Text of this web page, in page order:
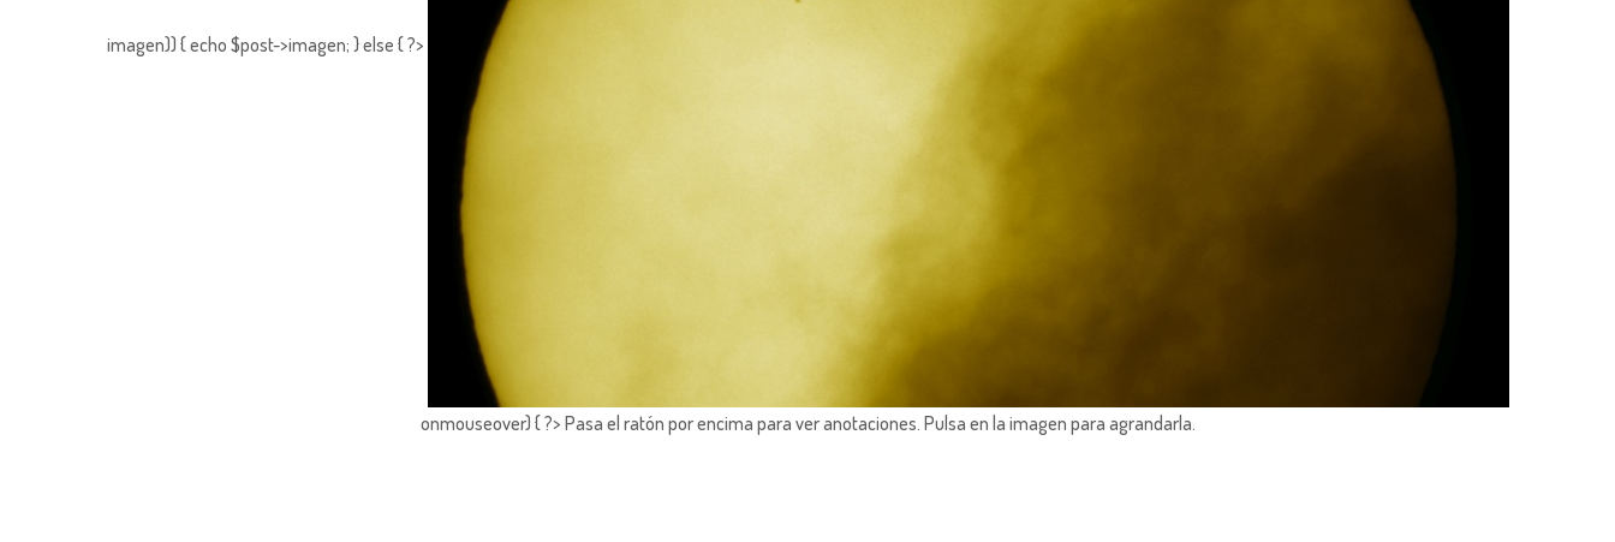
imagen)) { echo $post->imagen; } else { ?>
onmouseover) { ?> Pasa el ratón por encima para ver anotaciones. Pulsa en la imagen para agrandarla.